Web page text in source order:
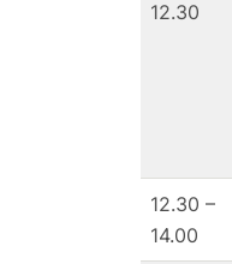
12.30
12.30 –
14.00